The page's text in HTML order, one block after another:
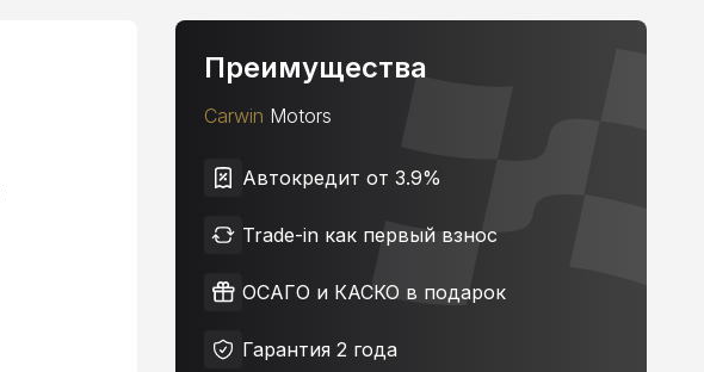
Преимущества
Carwin Motors
Автокредит от 3.9%
Trade-in как первый взнос
ОСАГО и КАСКО в подарок
Гарантия 2 года